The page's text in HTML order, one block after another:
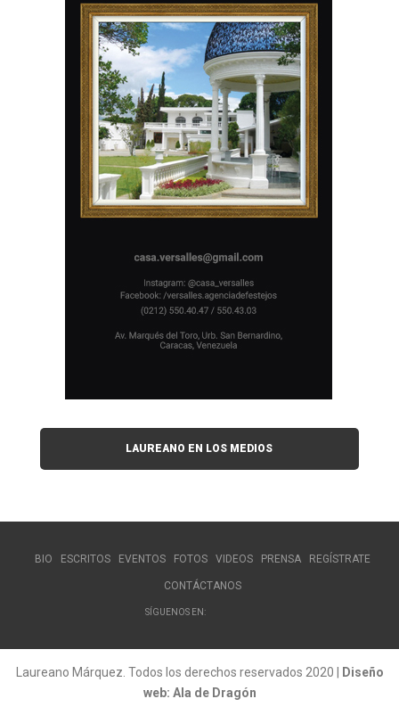
LAUREANO EN LOS MEDIOS
BIO ESCRITOS EVENTOS FOTOS VIDEOS PRENSA REGÍSTRATE
CONTÁCTANOS
SÍGUENOS EN:
Laureano Márquez. Todos los derechos reservados 2020 |
Diseño
web: Ala de Dragón